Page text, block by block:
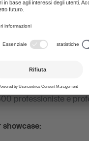
grande fiera di
trampolini di
ma attraversa
più ambite
professioniste e